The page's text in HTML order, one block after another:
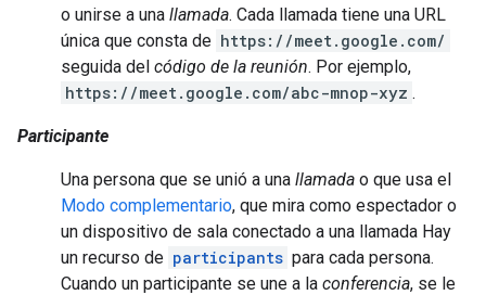
o unirse a una llamada. Cada llamada tiene una URL
única que consta de https://meet.google.com/
seguida del código de la reunión. Por ejemplo,
https://meet.google.com/abc-mnop-xyz .
Participante
Una persona que se unió a una llamada o que usa el
Modo complementario, que mira como espectador o
un dispositivo de sala conectado a una llamada Hay
un recurso de participants para cada persona.
Cuando un participante se une a la conferencia, se le